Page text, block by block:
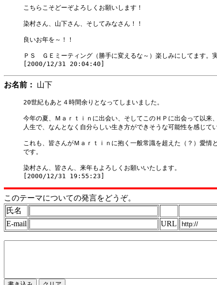
こちらこそどーぞよろしくお願いします！
染村さん、山下さん、そしてみなさん！！
良いお年を～！！
ＰＳ　ＧＥミーティング（勝手に変えるな～）楽しみにしてます。
お名前： 山下
20世紀もあと４時間余りとなってしまいました。
今年の夏、Ｍａｒｔｉｎに出会い、そしてこのＨＰに出会って以来
人生で、なんとなく自分らしい生き方ができそうな可能性を感じて
これも、皆さんがＭａｒｔｉｎに抱く一般常識を超えた（？）愛情
です。
染村さん、皆さん、来年もよろしくお願いいたします。
このテーマについての発言をどうぞ。
氏名
E-mail
URL